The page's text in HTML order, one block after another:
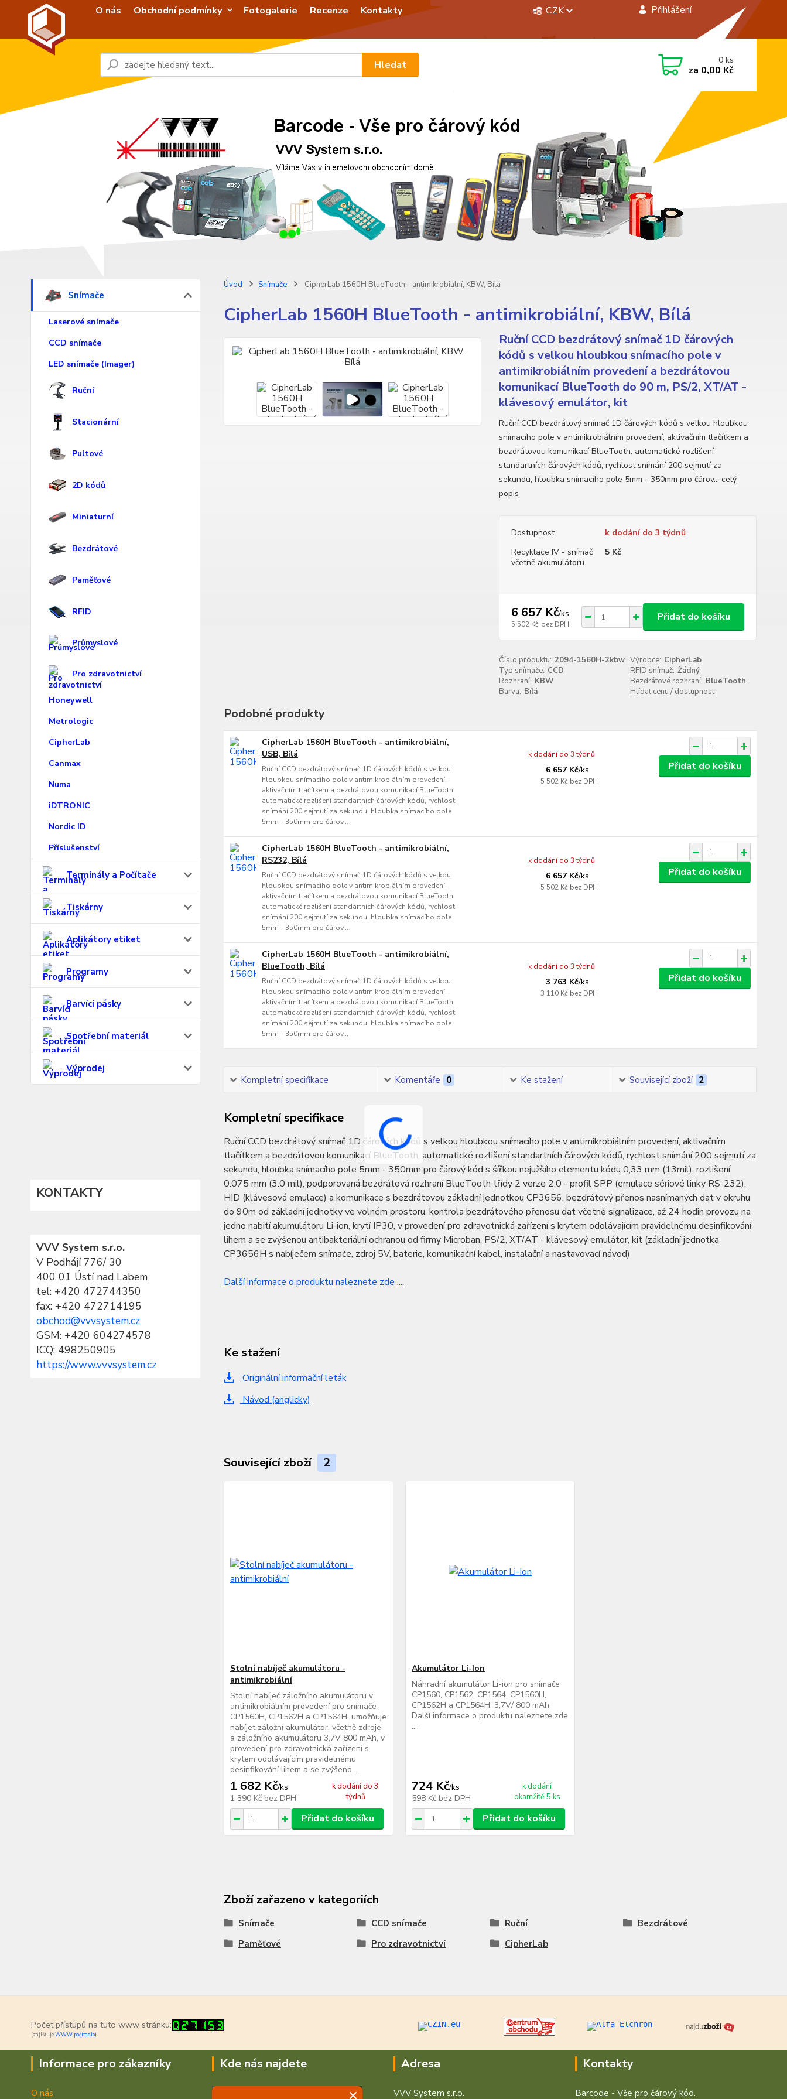
O nás Obchodní podmínky Fotogalerie Recenze Kontakty CZK Přihlášení
Hledat 0ks
za 0,00 Kč
Snímače
Laserové snímače
CCD snímače
LED snímače (Imager)
Ruční
Stacionární
Pultové
2D kódů
Miniaturní
Bezdrátové
Paměťové
RFID
Průmyslové
Pro zdravotnictví
Honeywell
Metrologic
CipherLab
Canmax
Numa
iDTRONIC
Nordic ID
Příslušenství
Terminály a Počítače
Tiskárny
Aplikátory etiket
Programy
Barvící pásky
Spotřební materiál
Výprodej
KONTAKTY
VVV System s.r.o.
V Podhájí 776/ 30
400 01 Ústí nad Labem
tel: +420 472744350
fax: +420 472714195
obchod@vvvsystem.cz
GSM: +420 604274578
ICQ: 498250905
https://www.vvvsystem.cz
Úvod Snímače CipherLab 1560H BlueTooth - antimikrobiální, KBW, Bílá
CipherLab 1560H BlueTooth - antimikrobiální, KBW, Bílá
Ruční CCD bezdrátový snímač 1D čárových
kódů s velkou hloubkou snímacího pole v
antimikrobiálním provedení a bezdrátovou
komunikací BlueTooth do 90 m, PS/2, XT/AT -
klávesový emulátor, kit
Ruční CCD bezdrátový snímač 1D čárových kódů s velkou hloubkou
snímacího pole v antimikrobiálním provedení, aktivačním tlačítkem a
bezdrátovou komunikací BlueTooth, automatické rozlišení
standartních čárových kódů, rychlost snímání 200 sejmutí za
sekundu, hloubka snímacího pole 5mm - 350mm pro čárov... celý
popis
Dostupnost
k dodání do 3 týdnů
Recyklace IV - snímač
včetně akumulátoru
5 Kč
6 657 Kč/ks
5 502 Kč bez DPH
Přidat do košíku
Číslo produktu: 2094-1560H-2kbw Výrobce: CipherLab
Typ snímače: CCD RFID snímač: Žádný
Rozhraní: KBW Bezdrátové rozhraní: BlueTooth
Barva: Bílá Hlídat cenu / dostupnost
Podobné produkty
CipherLab 1560H BlueTooth - antimikrobiální,
USB, Bílá
Ruční CCD bezdrátový snímač 1D čárových kódů s velkou
hloubkou snímacího pole v antimikrobiálním provedení,
aktivačním tlačítkem a bezdrátovou komunikací BlueTooth,
automatické rozlišení standartních čárových kódů, rychlost
snímání 200 sejmutí za sekundu, hloubka snímacího pole
5mm - 350mm pro čárov...
6 657 Kč/ks
5 502 Kč bez DPH
k dodání do 3 týdnů
Přidat do košíku
CipherLab 1560H BlueTooth - antimikrobiální,
RS232, Bílá
Ruční CCD bezdrátový snímač 1D čárových kódů s velkou
hloubkou snímacího pole v antimikrobiálním provedení,
aktivačním tlačítkem a bezdrátovou komunikací BlueTooth,
automatické rozlišení standartních čárových kódů, rychlost
snímání 200 sejmutí za sekundu, hloubka snímacího pole
5mm - 350mm pro čárov...
6 657 Kč/ks
5 502 Kč bez DPH
k dodání do 3 týdnů
Přidat do košíku
CipherLab 1560H BlueTooth - antimikrobiální,
BlueTooth, Bílá
Ruční CCD bezdrátový snímač 1D čárových kódů s velkou
hloubkou snímacího pole v antimikrobiálním provedení,
aktivačním tlačítkem a bezdrátovou komunikací BlueTooth,
automatické rozlišení standartních čárových kódů, rychlost
snímání 200 sejmutí za sekundu, hloubka snímacího pole
5mm - 350mm pro čárov...
3 763 Kč/ks
3 110 Kč bez DPH
k dodání do 3 týdnů
Přidat do košíku
Kompletní specifikace Komentáře 0 Ke stažení Související zboží 2
Kompletní specifikace
Ruční CCD bezdrátový snímač 1D čárových kódů s velkou hloubkou snímacího pole v antimikrobiálním provedení, aktivačním
tlačítkem a bezdrátovou komunikací BlueTooth, automatické rozlišení standartních čárových kódů, rychlost snímání 200 sejmutí za
sekundu, hloubka snímacího pole 5mm - 350mm pro čárový kód s šířkou nejužšího elementu kódu 0,33 mm (13mil), rozlišení
0.075 mm (3.0 mil), podporovaná bezdrátová rozhraní BlueTooth třídy 2 verze 2.0 - profil SPP (emulace sériové linky RS-232),
HID (klávesová emulace) a komunikace s bezdrátovou základní jednotkou CP3656, bezdrátový přenos nasnímaných dat v okruhu
do 90m od základní jednotky ve volném prostoru, kontrola bezdrátového přenosu dat včetně signalizace, až 24 hodin provozu na
jedno nabití akumulátoru Li-ion, krytí IP30, v provedení pro zdravotnická zařízení s krytem odolávajícím pravidelnému desinfikování
lihem a se zvýšenou antibakteriální ochranou od firmy Microban, PS/2, XT/AT - klávesový emulátor, kit (základní jednotka
CP3656H s nabíječem snímače, zdroj 5V, baterie, komunikační kabel, instalační a nastavovací návod)
Další informace o produktu naleznete zde ....
Ke stažení
Originální informační leták
Návod (anglicky)
Související zboží 2
Stolní nabíječ akumulátoru -
antimikrobiální
Stolní nabíječ záložního akumulátoru v
antimikrobiálním provedení pro snímače
CP1560H, CP1562H a CP1564H, umožňuje
nabíjet záložní akumulátor, včetně zdroje
a záložního akumulátoru 3,7V 800 mAh, v
provedení pro zdravotnická zařízení s
krytem odolávajícím pravidelnému
desinfikování lihem a se zvýšeno...
1 682 Kč/ks
1 390 Kč bez DPH
k dodání do 3
týdnů
Přidat do košíku
Akumulátor Li-Ion
Náhradní akumulátor Li-ion pro snímače
CP1560, CP1562, CP1564, CP1560H,
CP1562H a CP1564H, 3,7V/ 800 mAh
Další informace o produktu naleznete zde
....
724 Kč/ks
598 Kč bez DPH
k dodání
okamžitě 5 ks
Přidat do košíku
Zboží zařazeno v kategoriích
Snímače CCD snímače Ruční
Bezdrátové
Paměťové
Pro zdravotnictví CipherLab
Počet přístupů na tuto www stránku:
(zajišťujeWWW počítadlo)
Informace pro zákazníky
O nás
Kde nás najdete Adresa
VVV System s.r.o.
Kontakty
Barcode - Vše pro čárový kód.